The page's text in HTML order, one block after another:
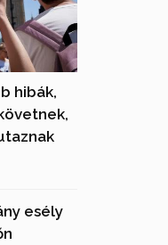
hibák,
esély